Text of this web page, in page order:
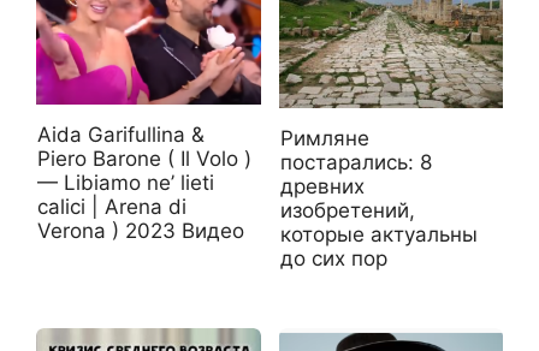
Aida Garifullina &
Piero Barone ( Il Volo )
— Libiamo ne’ lieti
calici | Arena di
Verona ) 2023 Видео
Римляне
постарались: 8
древних
изобретений,
которые актуальны
до сих пор